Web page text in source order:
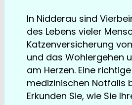
In Nidderau sind
des Lebens vieler
Katzenversicherung
und das Wohlergehen
am Herzen. Eine
medizinischen Notfalls
Erkunden Sie, wie Sie